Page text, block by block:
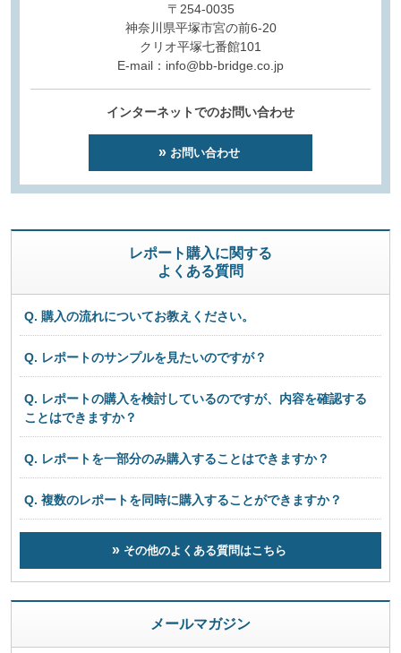
〒254-0035
神奈川県平塚市宮の前6-20
クリオ平塚七番館101
E-mail：info@bb-bridge.co.jp
インターネットでのお問い合わせ
お問い合わせ
レポート購入に関する
よくある質問
Q. 購入の流れについてお教えください。
Q. レポートのサンプルを見たいのですが？
Q. レポートの購入を検討しているのですが、内容を確認する
ことはできますか？
Q. レポートを一部分のみ購入することはできますか？
Q. 複数のレポートを同時に購入することができますか？
その他のよくある質問はこちら
メールマガジン